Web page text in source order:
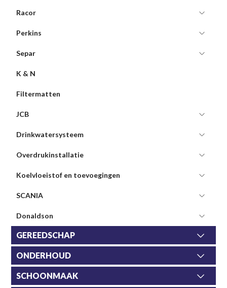
Racor
Perkins
Separ
K & N
Filtermatten
JCB
Drinkwatersysteem
Overdrukinstallatie
Koelvloeistof en toevoegingen
SCANIA
Donaldson
GEREEDSCHAP
ONDERHOUD
SCHOONMAAK